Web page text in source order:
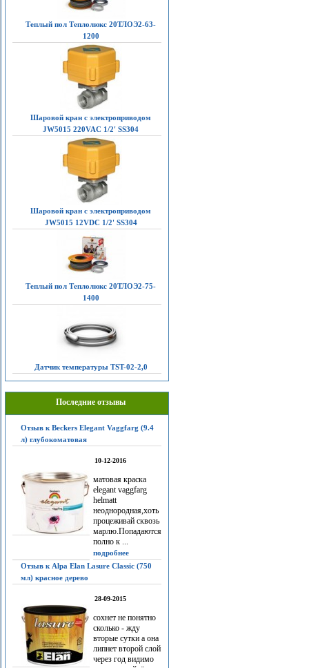
Теплый пол Теплолюкс 20ТЛОЭ2-63-
1200
Шаровой кран с электроприводом
JW5015 220VAC 1/2' SS304
Шаровой кран с электроприводом
JW5015 12VDC 1/2' SS304
Теплый пол Теплолюкс 20ТЛОЭ2-75-
1400
Датчик температуры TST-02-2,0
Последние отзывы
Отзыв к Beckers Elegant Vaggfarg (9.4
л) глубокоматовая
10-12-2016
матовая краска
elegant vaggfarg
helmatt
неоднородная,хоть
процеживай сквозь
марлю.Попадаются
полно к ...
подробнее
Отзыв к Alpa Elan Lasure Classic (750
мл) красное дерево
28-09-2015
сохнет не понятно
сколько - жду
вторые сутки а она
липнет второй слой
через год видимо